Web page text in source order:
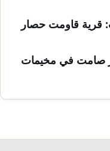
قرية قاومت حصار
صامت في مخيمات